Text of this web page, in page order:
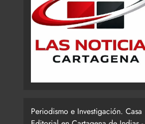
Periodismo e Investigación. Casa